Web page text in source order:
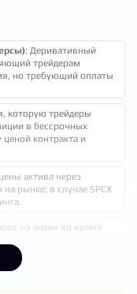
: Деривативный
трейдерам
но требующий оплаты
которую трейдеры
в бессрочных
контракта и
актива через
рынке; в случае SPCX
на акции во время
планового $75 млрд